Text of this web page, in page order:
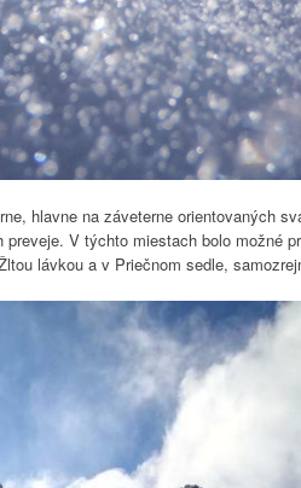
hlavne na záveterne orientovaných
V týchto miestach bolo možné
lávkou a v Priečnom sedle,